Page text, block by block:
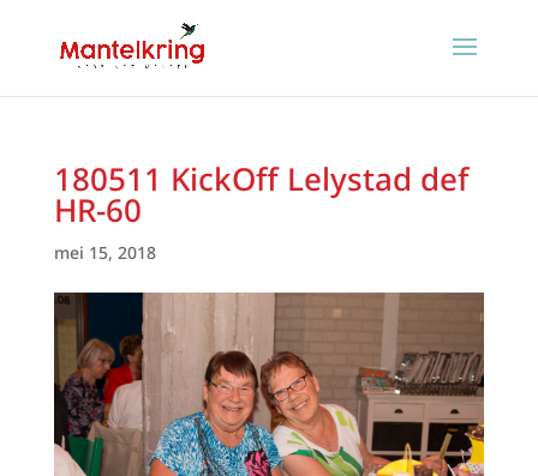
180511 KickOff Lelystad def
HR-60
mei 15, 2018